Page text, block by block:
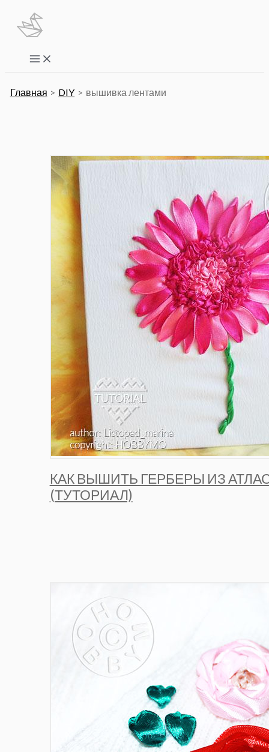
Перейти
содержимому
Main
Menu
Главная DIY вышивка лентами
КАК ВЫШИТЬ ГЕРБЕРЫ ИЗ
(ТУТОРИАЛ)